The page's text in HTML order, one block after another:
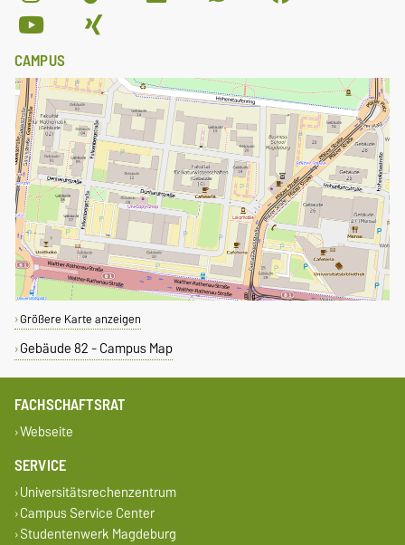
CAMPUS
Größere Karte anzeigen
Gebäude 82 - Campus Map
FACHSCHAFTSRAT
Webseite
SERVICE
Universitätsrechenzentrum
Campus Service Center
Studentenwerk Magdeburg